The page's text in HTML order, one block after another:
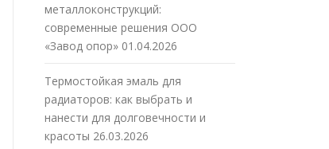
металлоконструкций:
современные решения ООО
«Завод опор» 01.04.2026
Термостойкая эмаль для
радиаторов: как выбрать и
нанести для долговечности и
красоты 26.03.2026